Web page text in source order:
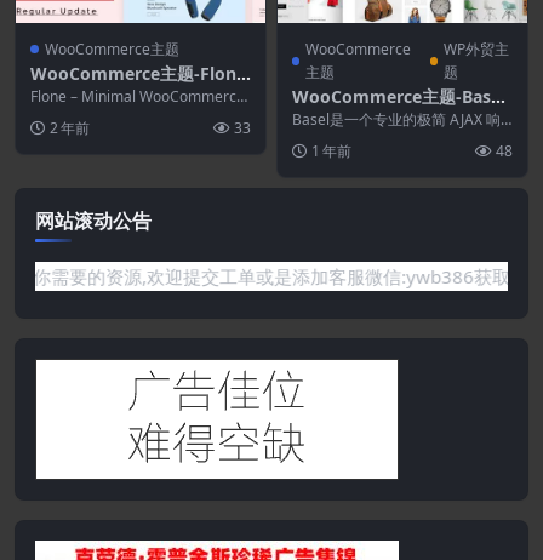
WooCommerce主题
WooCommerce主题-Flone
3.4.9–最小的WooCommerc
e WordPress主题
Flone – Minimal WooCommerce
WordPress 主题...
2 年前 33
WooCommerce
主题
WP外贸主
题
WooCommerce主题-Basel
5.9.0–响应式电子商务主题
Basel是一个专业的极简 AJAX 响
应式主题，旨在创建现代强大的电
子商务网站...
1 年前 48
网站滚动公告
要的资源,欢迎提交工单或是添加客服微信:ywb386获取帮助！